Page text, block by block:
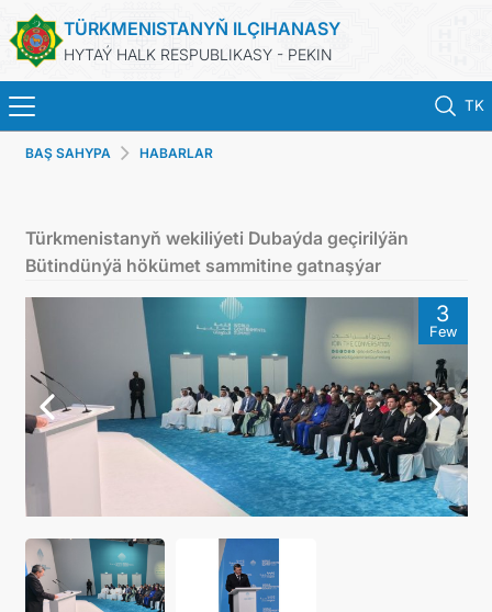
TÜRKMENISTANYŇ ILÇIHANASY
HYTAÝ HALK RESPUBLIKASY - PEKIN
TK
BAŞ SAHYPA
TÜRKMENISTAN
KONSULLYK HYZMATLARY
DIM
ARAGATNAŞYK
BAŞ SAHYPA HABARLAR
Türkmenistanyň wekiliýeti Dubaýda geçirilýän
Bütindünýä hökümet sammitine gatnaşýar
3
Few